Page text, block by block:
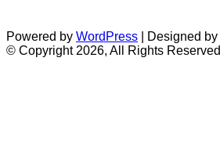
Powered by WordPress | Designed by
© Copyright 2026, All Rights Reserved